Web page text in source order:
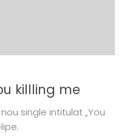
killling me
single intitulat „You